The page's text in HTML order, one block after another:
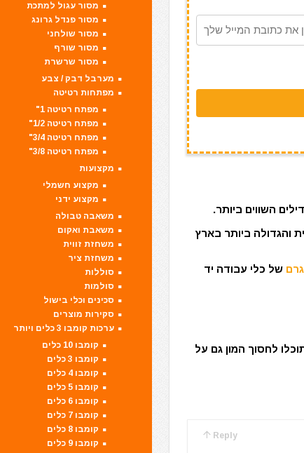
השווים ביותר.
והגדולה ביותר בארץ
של כלי עבודה יד
לחסוך המון גם על
Reply
מסור עגול למתכת
מסור פנדל גרונג
מסור שולחני
מסור שורף
מסור שרשרת
מערבל דבק / צבע
מפתחות רטיטה
מפתח רטיטה 1"
מפתח רטיטה 1/2"
מפתח רטיטה 3/4"
מפתח רטיטה 3/8"
מקצועות
מקצוע חשמלי
מקצוע ידני
משאבה טבולה
משאבת ואקום
משחזת זווית
משחזת ציר
סוללות
סולמות
סכינים וכלי בישול
סקירות מוצרים
ערכות קומבו 3 כלים ויותר
קומבו 10 כלים
קומבו 3 כלים
קומבו 4 כלים
קומבו 5 כלים
קומבו 6 כלים
קומבו 7 כלים
קומבו 8 כלים
קומבו 9 כלים